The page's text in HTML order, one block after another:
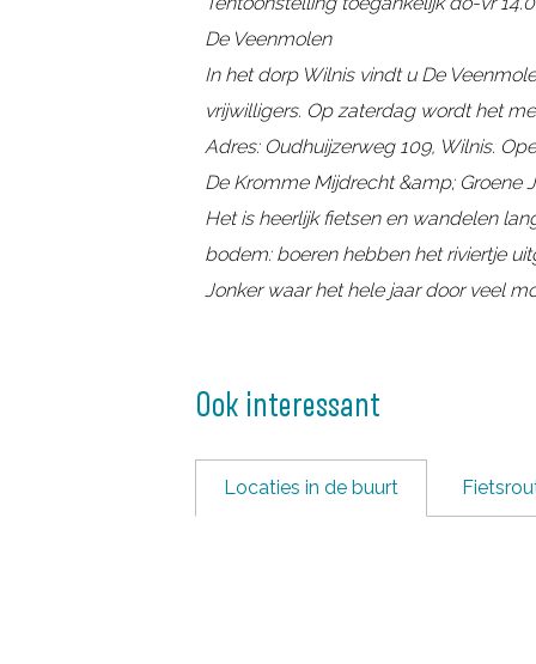
De Veenmolen
In het dorp Wilnis vindt u De
vrijwilligers. Op zaterdag wordt het
Adres: Oudhuijzerweg 109, Wilnis.
De Kromme Mijdrecht &amp; Groene
Het is heerlijk fietsen en wandelen
bodem: boeren hebben het riviertje
Jonker waar het hele jaar door veel
Ook interessant
Locaties in de buurt